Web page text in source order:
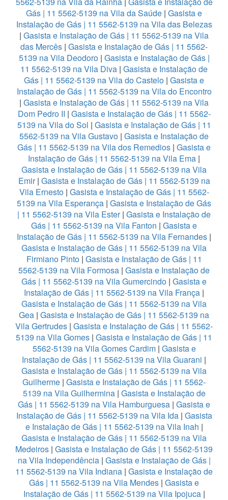
Gás | 11 5562-5139 na Vila da Saúde | Gasista e
Instalação de Gás | 11 5562-5139 na Vila das Belezas
| Gasista e Instalação de Gás | 11 5562-5139 na Vila
das Mercês | Gasista e Instalação de Gás | 11 5562-
5139 na Vila Deodoro| Gasista e Instalação de Gás |
11 5562-5139 na Vila Diva | Gasista e Instalação de
Gás | 11 5562-5139 na Vila do Castelo | Gasista e
Instalação de Gás | 11 5562-5139 na Vila do Encontro
| Gasista e Instalação de Gás | 11 5562-5139 na Vila
Dom Pedro II | Gasista e Instalação de Gás | 11 5562-
5139 na Vila do Sol | Gasista e Instalação de Gás | 11
5562-5139 na Vila Gustavo | Gasista e Instalação de
Gás | 11 5562-5139 na Vila dos Remedios | Gasista e
Instalação de Gás | 11 5562-5139 na Vila Ema |
Gasista e Instalação de Gás | 11 5562-5139 na Vila
Emir| Gasista e Instalação de Gás | 11 5562-5139 na
Vila Ernesto| Gasista e Instalação de Gás | 11 5562-
5139 na Vila Esperança | Gasista e Instalação de Gás
| 11 5562-5139 na Vila Ester| Gasista e Instalação de
Gás | 11 5562-5139 na Vila Fanton | Gasista e
Instalação de Gás | 11 5562-5139 na Vila Fernandes |
Gasista e Instalação de Gás | 11 5562-5139 na Vila
Firmiano Pinto| Gasista e Instalação de Gás | 11
5562-5139 na Vila Formosa | Gasista e Instalação de
Gás | 11 5562-5139 na Vila Gumercindo | Gasista e
Instalação de Gás | 11 5562-5139 na Vila França |
Gasista e Instalação de Gás | 11 5562-5139 na Vila
Gea | Gasista e Instalação de Gás | 11 5562-5139 na
Vila Gertrudes | Gasista e Instalação de Gás | 11 5562-
5139 na Vila Gomes | Gasista e Instalação de Gás | 11
5562-5139 na Vila Gomes Cardim| Gasista e
Instalação de Gás | 11 5562-5139 na Vila Guarani |
Gasista e Instalação de Gás | 11 5562-5139 na Vila
Guilherme | Gasista e Instalação de Gás | 11 5562-
5139 na Vila Guilhermina| Gasista e Instalação de
Gás | 11 5562-5139 na Vila Hamburguesa | Gasista e
Instalação de Gás | 11 5562-5139 na Vila Ida| Gasista
e Instalação de Gás | 11 5562-5139 na Vila Inah |
Gasista e Instalação de Gás | 11 5562-5139 na Vila
Medeiros | Gasista e Instalação de Gás | 11 5562-5139
na Vila Independência| Gasista e Instalação de Gás |
11 5562-5139 na Vila Indiana | Gasista e Instalação de
Gás | 11 5562-5139 na Vila Mendes | Gasista e
Instalação de Gás | 11 5562-5139 na Vila Ipojuca|